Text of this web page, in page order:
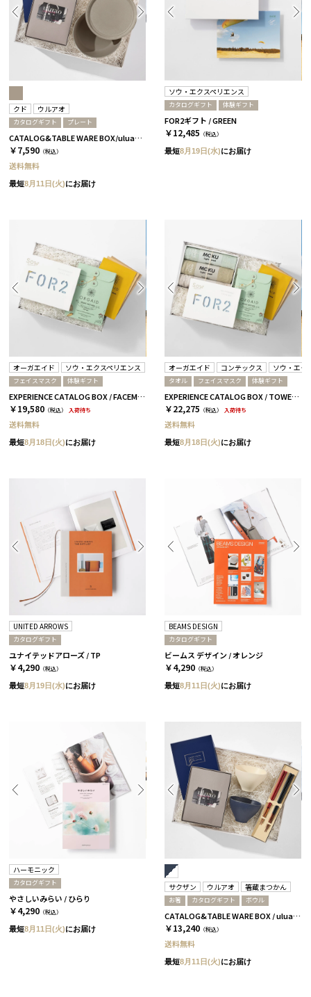
クド ウルアオ
カタログギフト プレート
CATALOG&TABLE WARE BOX/uluao/9°/茶大色/全5種 アウレリアーナ
￥7,590 （税込）
送料無料
最短8月11日(火)にお届け
ソウ・エクスペリエンス
カタログギフト 体験ギフト
FOR2ギフト / GREEN
￥12,485 （税込）
最短8月19日(水)にお届け
オーガエイド ソウ・エクスペリエンス
フェイスマスク 体験ギフト
EXPERIENCE CATALOG BOX / FACEMASK / 全3種 GREEN
￥19,580 （税込） 入荷待ち
送料無料
最短8月18日(火)にお届け
オーガエイド コンテックス ソウ・エク
タオル フェイスマスク 体験ギフト
EXPERIENCE CATALOG BOX / TOWEL & FACEMASK / 全3種 GREEN
￥22,275 （税込） 入荷待ち
送料無料
最短8月18日(火)にお届け
UNITED ARROWS
カタログギフト
ユナイテッドアローズ / TP
￥4,290 （税込）
最短8月19日(水)にお届け
BEAMS DESIGN
カタログギフト
ビームス デザイン / オレンジ
￥4,290 （税込）
最短8月11日(火)にお届け
ハーモニック
カタログギフト
やさしいみらい / ひらり
￥4,290 （税込）
最短8月11日(火)にお届け
サクザン ウルアオ 箸蔵まつかん
お箸 カタログギフト ボウル
CATALOG&TABLE WARE BOX / uluao / ネイビー&ホワイト / 全5種 アウレリアーナ
￥13,240 （税込）
送料無料
最短8月11日(火)にお届け